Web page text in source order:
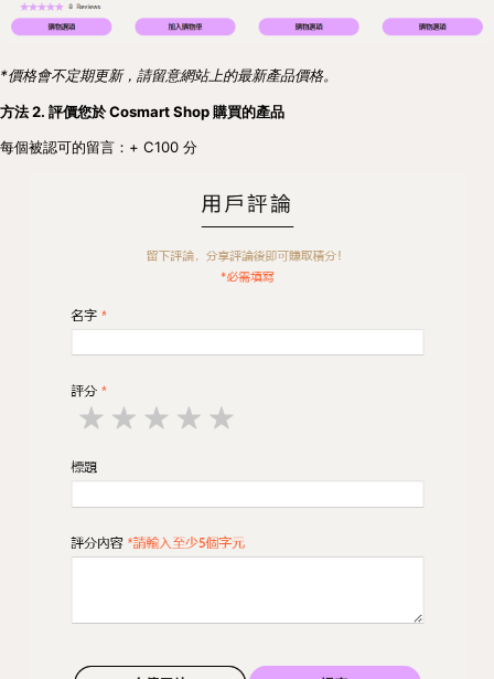
*價格會不定期更新，請留意網站上的最新產品價格。
方法 2. 評價您於 Cosmart Shop 購買的產品
每個被認可的留言：+ C100 分